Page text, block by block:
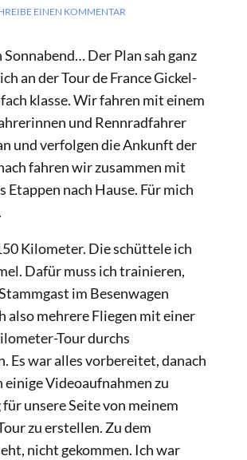
EINEN KOMMENTAR
Der Plan sah ganz
an der Tour de France Gickel-
klasse. Wir fahren mit einem
und Rennradfahrer
und verfolgen die Ankunft der
fahren wir zusammen mit
Etappen nach Hause. Für mich
Kilometer. Die schüttele ich
Dafür muss ich trainieren,
im Besenwagen
also mehrere Fliegen mit einer
Tour durchs
Es war alles vorbereitet, danach
einige Videoaufnahmen zu
unsere Seite von meinem
zu erstellen. Zu dem
nicht gekommen. Ich war